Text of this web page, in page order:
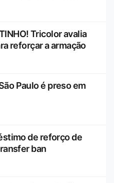
Tricolor avalia
reforçar a armação
Paulo é preso em
de reforço de
ban